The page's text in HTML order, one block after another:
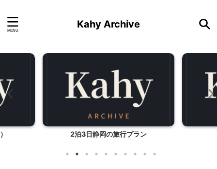
Kahy Archive
2泊3日静岡の旅行プラン